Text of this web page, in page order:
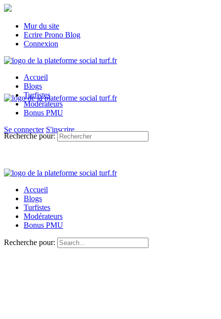
Mur du site
Ecrire Prono Blog
Connexion
Accueil
Blogs
Turfistes
Modérateurs
Bonus PMU
Se connecter S'inscrire
Recherche pour:
Accueil
Blogs
Turfistes
Modérateurs
Bonus PMU
Recherche pour: